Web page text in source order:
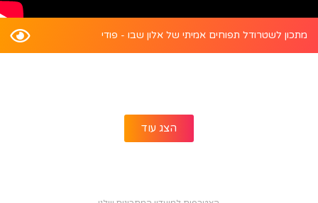
מתכון לשטרודל תפוחים אמיתי של אלון שבו - פודי
הצג עוד